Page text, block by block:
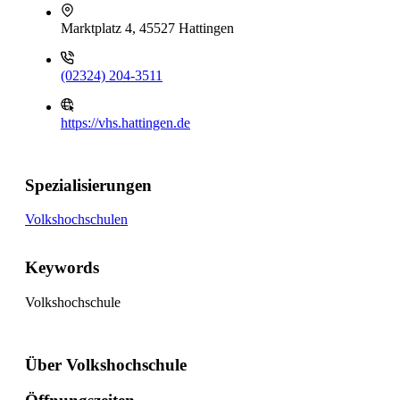
Marktplatz 4, 45527 Hattingen
(02324) 204-3511
https://vhs.hattingen.de
Spezialisierungen
Volkshochschulen
Keywords
Volkshochschule
Über Volkshochschule